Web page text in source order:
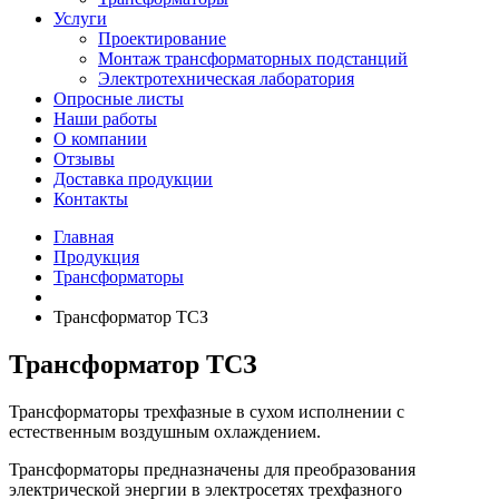
Услуги
Проектирование
Монтаж трансформаторных подстанций
Электротехническая лаборатория
Опросные листы
Наши работы
О компании
Отзывы
Доставка продукции
Контакты
Главная
Продукция
Трансформаторы
Трансформатор ТСЗ
Трансформатор ТСЗ
Трансформаторы трехфазные в сухом исполнении с
естественным воздушным охлаждением.
Трансформаторы предназначены для преобразования
электрической энергии в электросетях трехфазного